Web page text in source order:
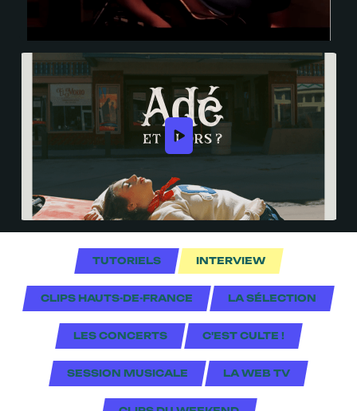
TUTORIELS INTERVIEW
CLIPS HAUTS-DE-FRANCE LA SÉLECTION
LES CONCERTS C'EST CULTE !
SESSION MUSICALE LA WEB TV